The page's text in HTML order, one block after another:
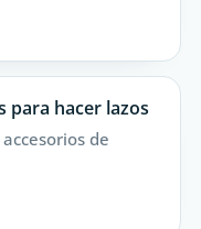
para hacer lazos
de